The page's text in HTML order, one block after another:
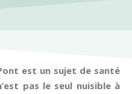
est un sujet de santé
pas le seul nuisible à